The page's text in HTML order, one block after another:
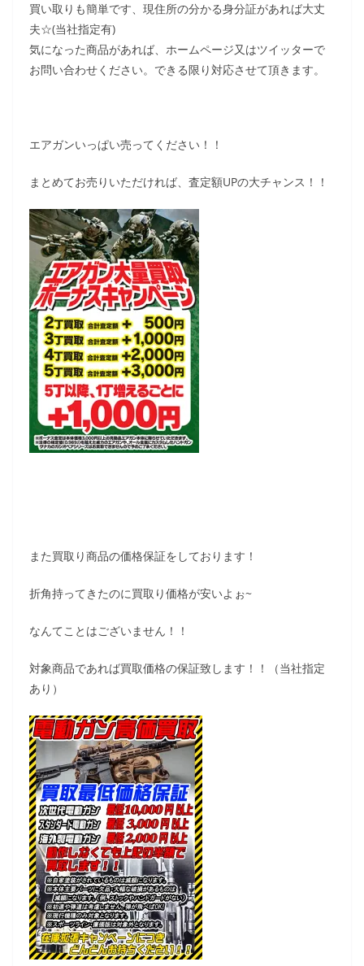
買い取りも簡単です、現住所の分かる身分証があれば大丈
夫☆(当社指定有)
気になった商品があれば、ホームページ又はツイッターで
お問い合わせください。できる限り対応させて頂きます。
エアガンいっぱい売ってください！！
まとめてお売りいただければ、査定額UPの大チャンス！！
また買取り商品の価格保証をしております！
折角持ってきたのに買取り価格が安いよぉ~
なんてことはございません！！
対象商品であれば買取価格の保証致します！！（当社指定
あり）